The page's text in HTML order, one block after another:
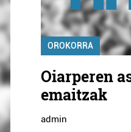
OROKORRA
Oiarperen
emaitzak
admin